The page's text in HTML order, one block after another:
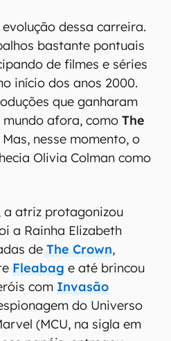
dessa carreira.
bastante pontuais
de filmes e séries
início dos anos 2000.
que ganharam
afora, como The
Mas, nesse momento, o
Olivia Colman como
a atriz protagonizou
a Rainha Elizabeth
de The Crown,
Fleabag e até brincou
com Invasão
do Universo
(MCU, na sigla em